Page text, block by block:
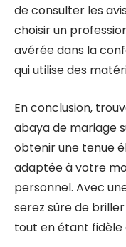
de consulter les
choisir un
avérée dans la
qui utilise des
En conclusion,
abaya de mariage
obtenir une tenue
adaptée à votre
personnel. Avec
serez sûre de
tout en étant fidèle